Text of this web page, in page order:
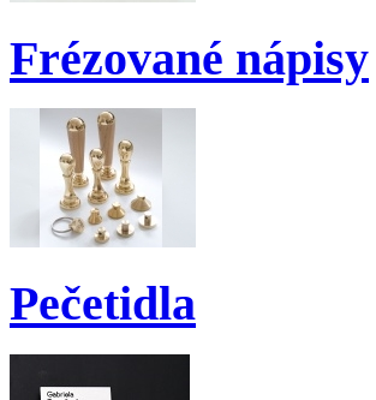
Frézované nápisy
Pečetidla